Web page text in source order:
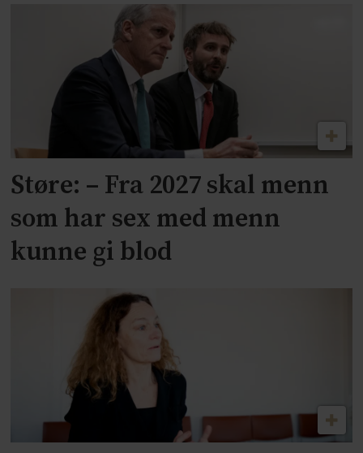
Støre: – Fra 2027 skal menn
som har sex med menn
kunne gi blod